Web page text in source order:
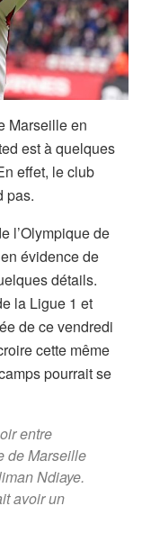
Marseille en
est à quelques
effet, le club
pas.
l’Olympique de
évidence de
détails.
la Ligue 1 et
de ce vendredi
cette même
pourrait se
entre
de Marseille
Ndiaye.
avoir un